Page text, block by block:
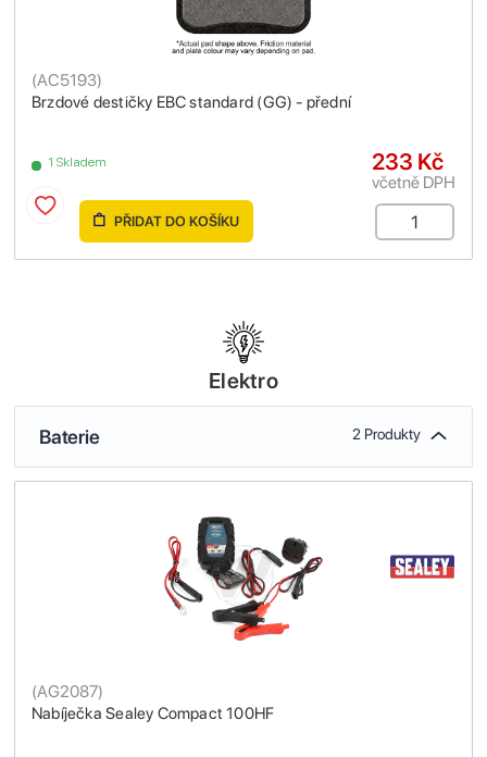
Brzdové destičky EBC standard (GG) - přední
(AC5193)
1 Skladem 233 Kč
včetně DPH
PŘIDAT DO KOŠÍKU
Elektro
Baterie 2 Produkty
Nabíječka Sealey Compact 100HF
(AG2087)